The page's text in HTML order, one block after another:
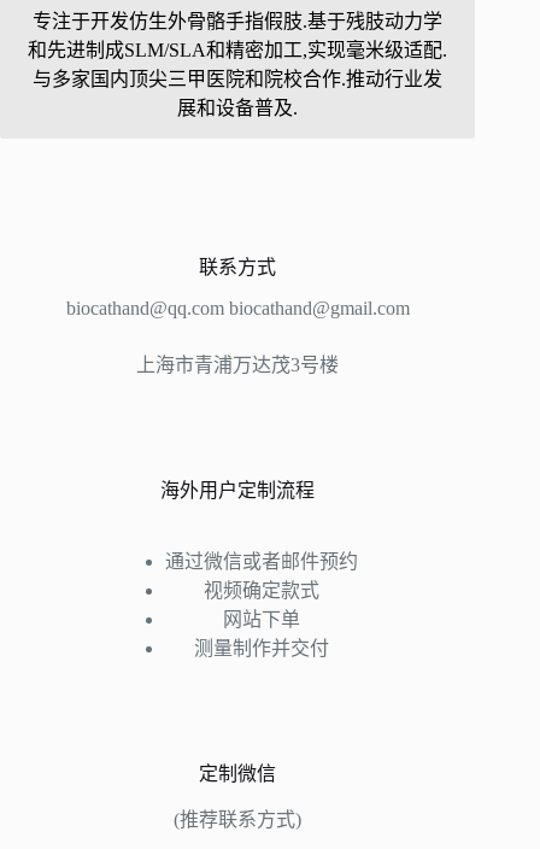
可
在
产
品
这
些
项
专注于开发仿生外骨骼手指假肢.基于残肢动力学
和先进制成SLM/SLA和精密加工,实现毫米级适配.
与多家国内顶尖三甲医院和院校合作.推动行业发
展和设备普及.
联系方式
biocathand@qq.com biocathand@gmail.com
上海市青浦万达茂3号楼
海外用户定制流程
通过微信或者邮件预约
视频确定款式
网站下单
测量制作并交付
定制微信
(推荐联系方式)